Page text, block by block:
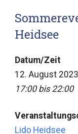
Heidsee
Datum/Zeit
12. August 2023
17:00 bis 22:00
Lido Heidsee